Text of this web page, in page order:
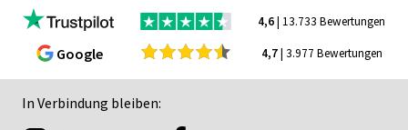
4,6| 13.733 Bewertungen
Google 4,7| 3.977 Bewertungen
In Verbindung bleiben: